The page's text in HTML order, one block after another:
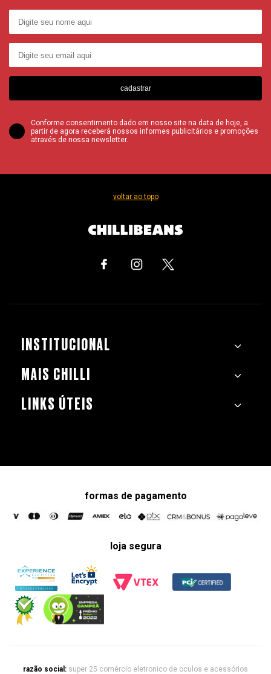
cadastrar
Conforme consentimento dado em nosso site na data de hoje, a
partir de agora receberá nossos informes publicitários e promoções
através de nossa newsletter.
voltar ao topo
INSTITUCIONAL
MAIS CHILLI
LINKS ÚTEIS
formas de pagamento
loja segura
razão social: super 25 comércio eletronico de oculos e acessórios